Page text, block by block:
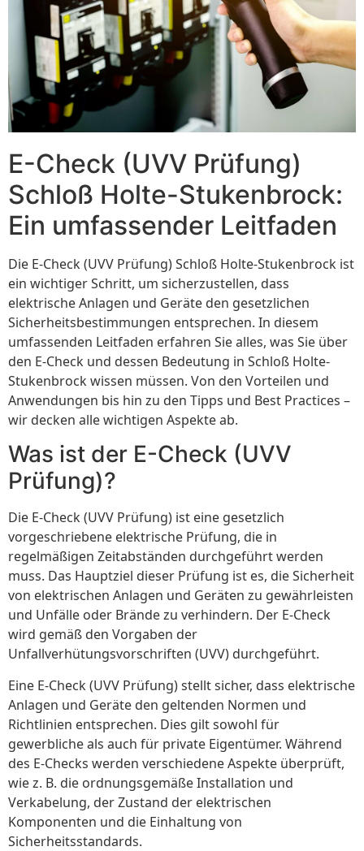
E-Check (UVV Prüfung)
Schloß Holte-Stukenbrock:
Ein umfassender Leitfaden
Die E-Check (UVV Prüfung) Schloß Holte-Stukenbrock ist
ein wichtiger Schritt, um sicherzustellen, dass
elektrische Anlagen und Geräte den gesetzlichen
Sicherheitsbestimmungen entsprechen. In diesem
umfassenden Leitfaden erfahren Sie alles, was Sie über
den E-Check und dessen Bedeutung in Schloß Holte-
Stukenbrock wissen müssen. Von den Vorteilen und
Anwendungen bis hin zu den Tipps und Best Practices –
wir decken alle wichtigen Aspekte ab.
Was ist der E-Check (UVV
Prüfung)?
Die E-Check (UVV Prüfung) ist eine gesetzlich
vorgeschriebene elektrische Prüfung, die in
regelmäßigen Zeitabständen durchgeführt werden
muss. Das Hauptziel dieser Prüfung ist es, die Sicherheit
von elektrischen Anlagen und Geräten zu gewährleisten
und Unfälle oder Brände zu verhindern. Der E-Check
wird gemäß den Vorgaben der
Unfallverhütungsvorschriften (UVV) durchgeführt.
Eine E-Check (UVV Prüfung) stellt sicher, dass elektrische
Anlagen und Geräte den geltenden Normen und
Richtlinien entsprechen. Dies gilt sowohl für
gewerbliche als auch für private Eigentümer. Während
des E-Checks werden verschiedene Aspekte überprüft,
wie z. B. die ordnungsgemäße Installation und
Verkabelung, der Zustand der elektrischen
Komponenten und die Einhaltung von
Sicherheitsstandards.